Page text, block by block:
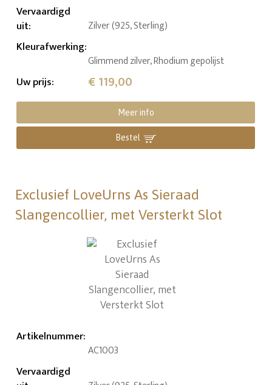
Vervaardigd
uit: Zilver (925, Sterling)
Kleurafwerking:
Glimmend zilver, Rhodium gepolijst
Uw prijs: € 119,00
Meer info
Bestel
Exclusief LoveUrns As Sieraad
Slangencollier, met Versterkt Slot
Artikelnummer:
AC1003
Vervaardigd